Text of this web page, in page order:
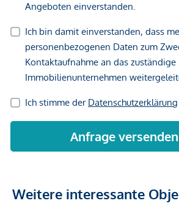
Weitere interessante